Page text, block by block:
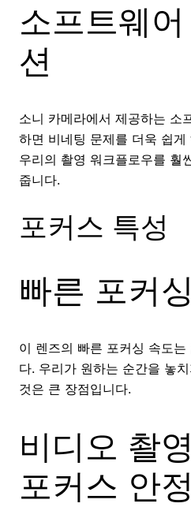
소프트웨
션
소니 카메라에서 제공하는 소
하면 비네팅 문제를 더욱 쉽
우리의 촬영 워크플로우를 훨
줍니다.
포커스 특성
빠른 포커
이 렌즈의 빠른 포커싱 속도
다. 우리가 원하는 순간을 놓
것은 큰 장점입니다.
비디오 촬
포커스 안